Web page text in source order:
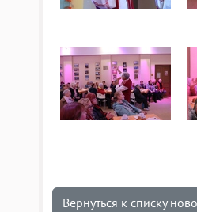
Вернуться к списку